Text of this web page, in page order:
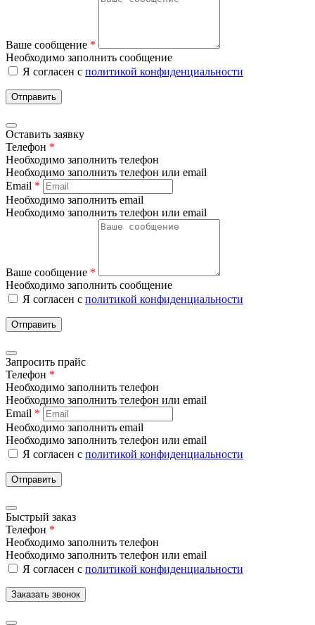
Ваше сообщение *
Необходимо заполнить сообщение
Я согласен с политикой конфиденциальности
Отправить
Оставить заявку
Телефон *
Необходимо заполнить телефон
Необходимо заполнить телефон или email
Email *
Необходимо заполнить email
Необходимо заполнить телефон или email
Ваше сообщение *
Необходимо заполнить сообщение
Я согласен с политикой конфиденциальности
Отправить
Запросить прайс
Телефон *
Необходимо заполнить телефон
Необходимо заполнить телефон или email
Email *
Необходимо заполнить email
Необходимо заполнить телефон или email
Я согласен с политикой конфиденциальности
Отправить
Быстрый заказ
Телефон *
Необходимо заполнить телефон
Необходимо заполнить телефон или email
Я согласен с политикой конфиденциальности
Заказать звонок